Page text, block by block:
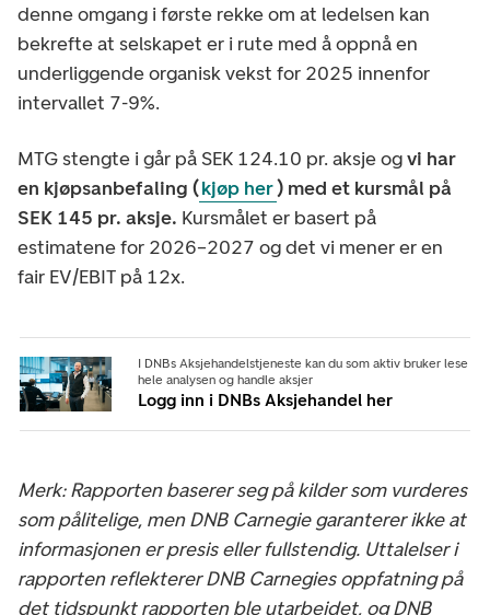
denne omgang i første rekke om at ledelsen kan
bekrefte at selskapet er i rute med å oppnå en
underliggende organisk vekst for 2025 innenfor
intervallet 7-9%.
MTG stengte i går på SEK 124.10 pr. aksje ogvi har
en kjøpsanbefaling (kjøp her) med et kursmål på
SEK 145 pr. aksje. Kursmålet er basert på
estimatene for 2026–2027 og det vi mener er en
fair EV/EBIT på 12x.
I DNBs Aksjehandelstjeneste kan du som aktiv bruker lese
hele analysen og handle aksjer
Logg inn i DNBs Aksjehandel her
Merk: Rapporten baserer seg på kilder som vurderes
som pålitelige, men DNB Carnegie garanterer ikke at
informasjonen er presis eller fullstendig. Uttalelser i
rapporten reflekterer DNB Carnegies oppfatning på
det tidspunkt rapporten ble utarbeidet, og DNB